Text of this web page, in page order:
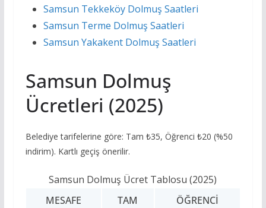
Samsun Tekkeköy Dolmuş Saatleri
Samsun Terme Dolmuş Saatleri
Samsun Yakakent Dolmuş Saatleri
Samsun Dolmuş
Ücretleri (2025)
Belediye tarifelerine göre: Tam ₺35, Öğrenci ₺20 (%50
indirim). Kartlı geçiş önerilir.
Samsun Dolmuş Ücret Tablosu (2025)
MESAFE
TAM
ÖĞRENCI